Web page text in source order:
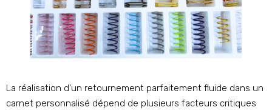
La réalisation d'un retournement parfaitement fluide dans un
carnet personnalisé dépend de plusieurs facteurs critiques